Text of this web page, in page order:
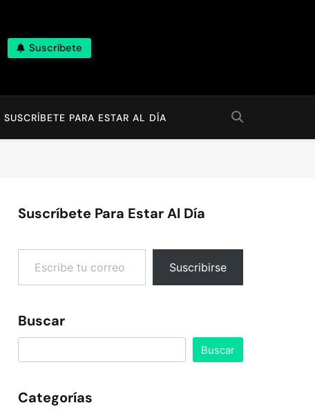
Suscríbete
SUSCRÍBETE PARA ESTAR AL DÍA
Suscríbete Para Estar Al Día
Escribe tu correo electrónico…
Suscribirse
Buscar
Buscar
Categorías